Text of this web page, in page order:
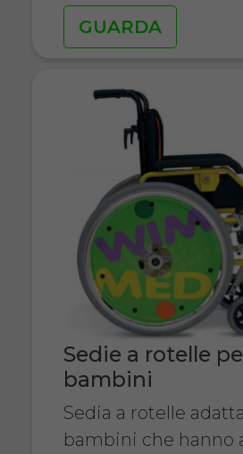
GUARDA
Sedie a rotelle
bambini
Sedia a rotelle
bambini che hanno